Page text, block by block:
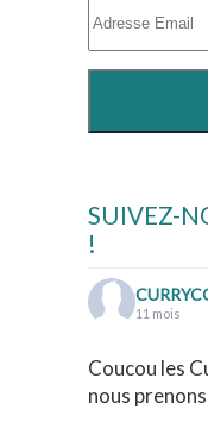
SUIVEZ-
!
11 mois
Coucou les
nous